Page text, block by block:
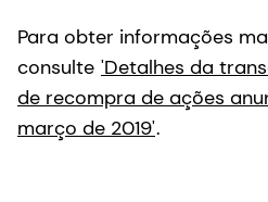
Para obter informações
consulte 'Detalhes da
de recompra de ações
março de 2019'.